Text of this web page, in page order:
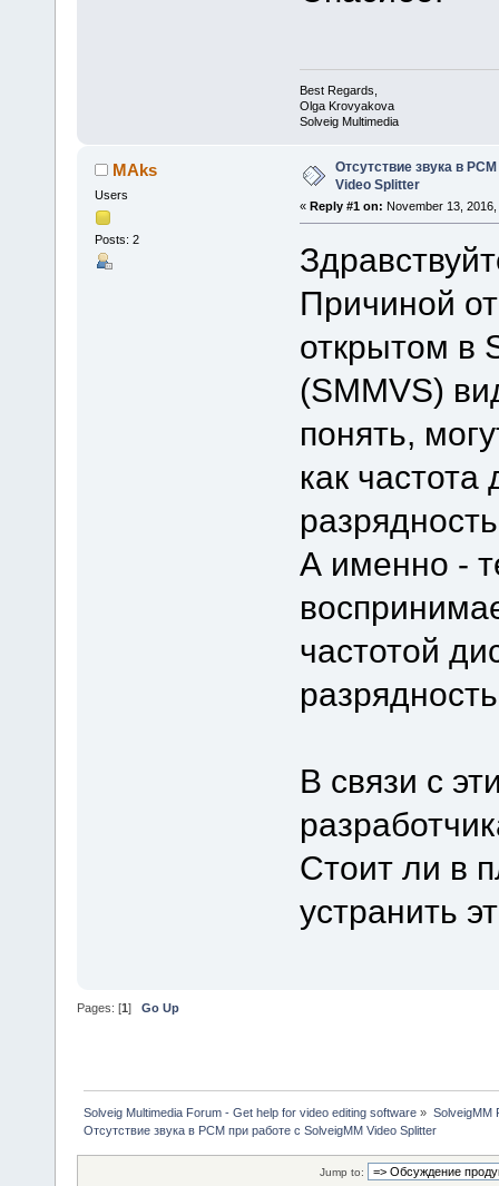
Best Regards,
Olga Krovyakova
Solveig Multimedia
MAks
Users
Posts: 2
Отсутствие звука в
Video Splitter
« Reply #1 on: November 13,
Причиной
открытом в
(SMMVS)
понять,
как частота
А именно -
частотой
В связи с
Стоит ли в
устранить
Pages: [1] Go Up
Solveig Multimedia Forum - Get help for video editing software » SolveigMM
Отсутствие звука в PCM при работе с SolveigMM Video Splitter
Jump to: